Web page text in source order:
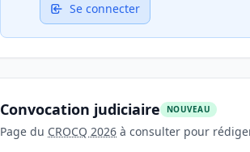
Se connecter
Convocation judiciaire NOUVEAU
Page du CROCQ 2026 à consulter pour